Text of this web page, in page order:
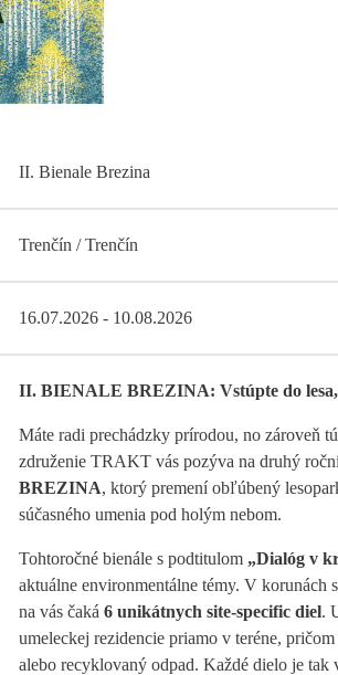
II. Bienale Brezina
Trenčín / Trenčín
16.07.2026 - 10.08.2026
II. BIENALE BREZINA: Vstúpte do lesa,
Máte radi prechádzky prírodou, no zároveň
združenie TRAKT vás pozýva na druhý
BREZINA, ktorý premení obľúbený
súčasného umenia pod holým nebom.
Tohtoročné bienále s podtitulom „Dialóg v
aktuálne environmentálne témy. V korunách
na vás čaká6 unikátnych site-specific diel.
umeleckej rezidencie priamo v teréne,
alebo recyklovaný odpad. Každé dielo je